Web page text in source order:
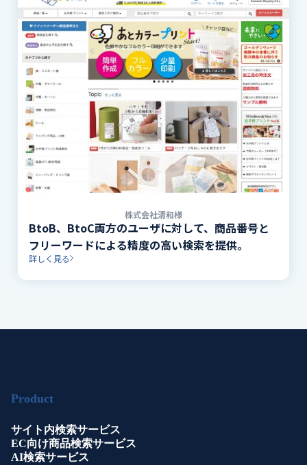
株式会社清和様
BtoB、BtoC両方のユーザに対して、商品番号と
フリーワードによる精度の高い検索を提供。
詳しく見る
Product
サイト内検索サービス
EC向け商品検索サービス
AI検索サービス